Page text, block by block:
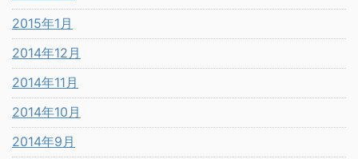
2015年1月
2014年12月
2014年11月
2014年10月
2014年9月